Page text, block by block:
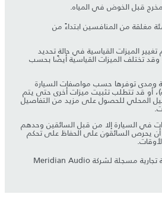
قبل الخوض في المياه.
مغلقة من المنافسين ابتداءً من
تغيير الميزات القياسية في حالة تحديد
تختلف الميزات القياسية أيضًا بحسب
ومدى توفرها حسب مواصفات السيارة
أو قد تتطلب تثبيت ميزات أخرى حتى يتم
المحلي للحصول على مزيد من التفاصيل
في السيارة إلا من قبل السائقين وحدهم
يحرص السائقون على الحفاظ على تحكم
‎ هي علامة تجارية مسجلة لشركة Meridian Audio